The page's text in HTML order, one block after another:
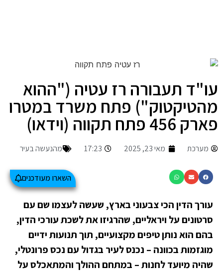
עו"ד תעבורה רז עטיה ("ההוא
מהטיקטוק") פתח משרד במטרו
פארק 456 פתח תקווה (וידאו)
מערכת מאי 23, 2025 17:23 מהנעשה בעיר
השארו מעודכנים
עורך הדין הכי צבעוני בארץ, שעשה לעצמו שם עם
סרטונים על ויראליים, שהרגיזו את לשכת עורכי הדין,
בהם הוא נותן טיפים מקצועיים, תוך תנועות ידיים
מוגזמות בכוונה – נכנס לעיר בגדול עם נכס פרונטלי,
שהיה מיועד לחנות – במתחם ההולך והמתאכלס על